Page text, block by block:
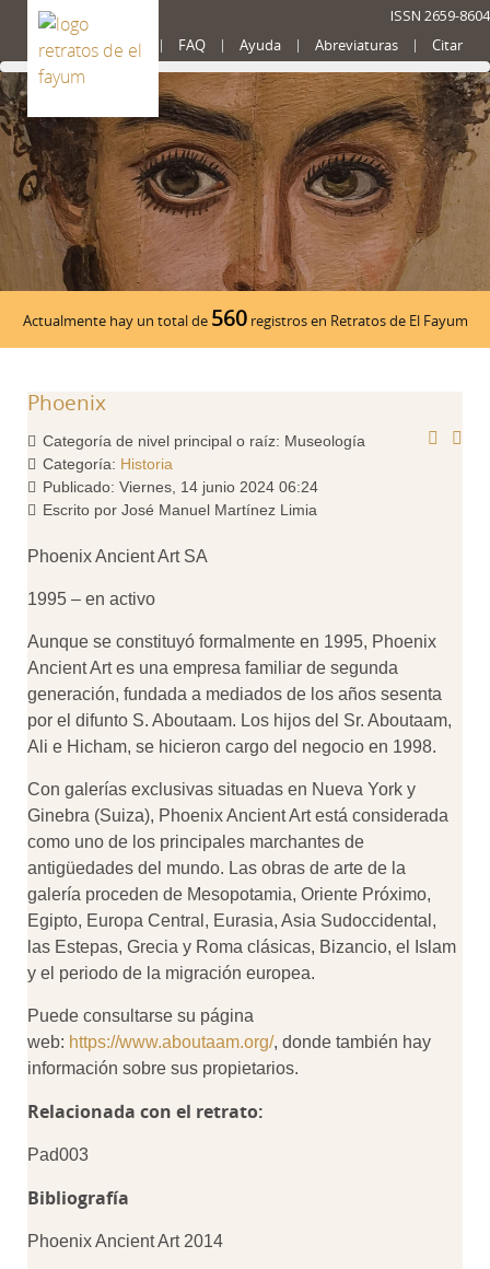
ISSN 2659-8604
Presentación FAQ Ayuda Abreviaturas Citar
Actualmente hay un total de 560registros en Retratos de El Fayum
Phoenix
Categoría de nivel principal o raíz: Museología
Categoría: Historia
Publicado: Viernes, 14 junio 2024 06:24
Escrito por José Manuel Martínez Limia
Phoenix Ancient Art SA
1995 – en activo
Aunque se constituyó formalmente en 1995, Phoenix
Ancient Art es una empresa familiar de segunda
generación, fundada a mediados de los años sesenta
por el difunto S. Aboutaam. Los hijos del Sr. Aboutaam,
Ali e Hicham, se hicieron cargo del negocio en 1998.
Con galerías exclusivas situadas en Nueva York y
Ginebra (Suiza), Phoenix Ancient Art está considerada
como uno de los principales marchantes de
antigüedades del mundo. Las obras de arte de la
galería proceden de Mesopotamia, Oriente Próximo,
Egipto, Europa Central, Eurasia, Asia Sudoccidental,
las Estepas, Grecia y Roma clásicas, Bizancio, el Islam
y el periodo de la migración europea.
Puede consultarse su página
web: https://www.aboutaam.org/, donde también hay
información sobre sus propietarios.
Relacionada con el retrato:
Pad003
Bibliografía
Phoenix Ancient Art 2014